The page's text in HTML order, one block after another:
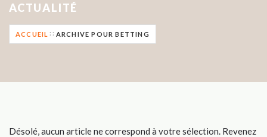
ACTUALITÉ
ACCUEIL ARCHIVE POUR BETTING
Désolé, aucun article ne correspond à votre sélection. Revenez